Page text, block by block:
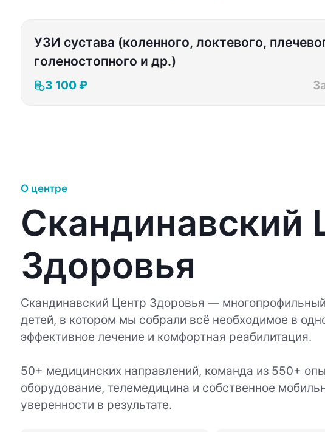
УЗИ сустава (коленного, локтевого,
голеностопного и др.)
3 100 ₽
О центре
Скандинавский
Здоровья
Скандинавский Центр Здоровья —
детей, в котором мы собрали всё необходимое в
эффективное лечение и комфортная реабилитация.
50+ медицинских направлений, команда из 550+
оборудование, телемедицина и собственное
уверенности в результате.